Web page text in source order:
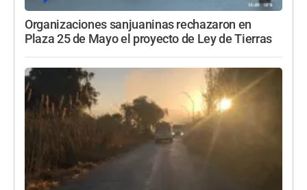
Organizaciones sanjuaninas rechazaron en
Plaza 25 de Mayo el proyecto de Ley de Tierras